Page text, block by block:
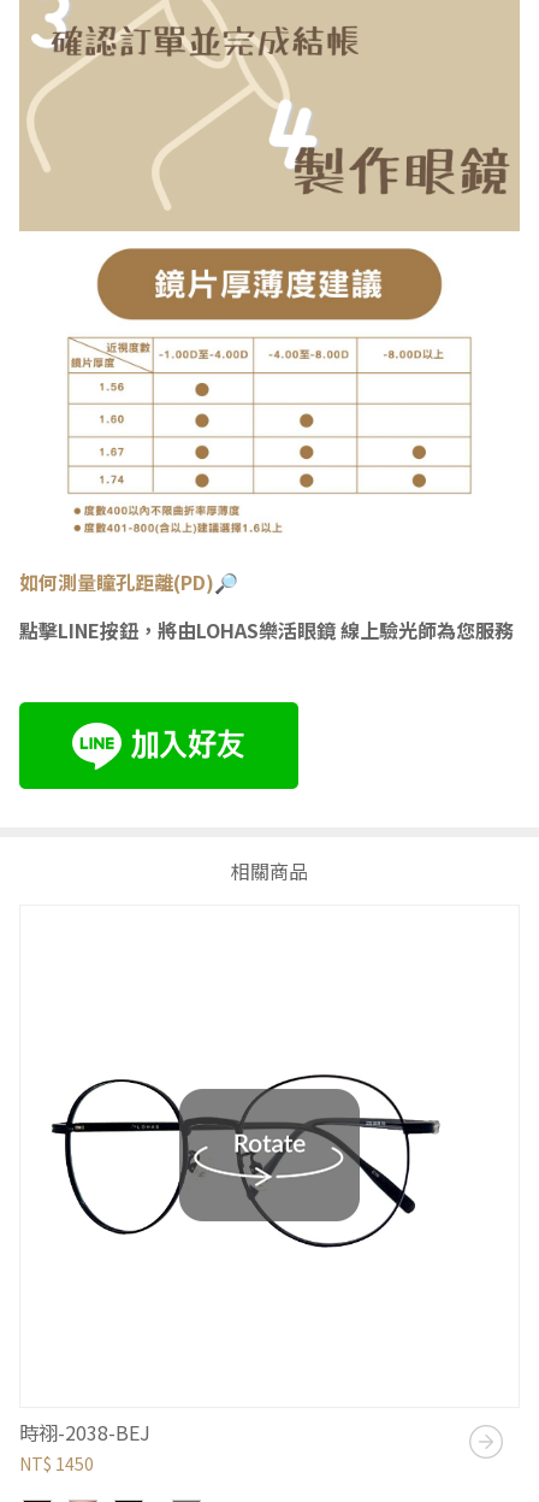
如何測量瞳孔距離(PD)🔎
點擊LINE按鈕，將由LOHAS樂活眼鏡 線上驗光師為您服務
相關商品
時祤-2038-BEJ
NT$ 1450